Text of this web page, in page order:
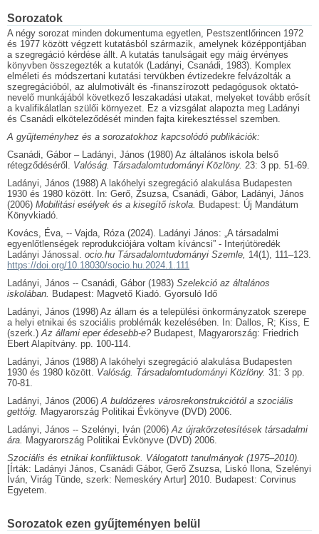
Sorozatok
A négy sorozat minden dokumentuma egyetlen, Pestszentlőrincen 1972
és 1977 között végzett kutatásból származik, amelynek középpontjában
a szegregáció kérdése állt. A kutatás tanulságait egy máig érvényes
könyvben összegezték a kutatók (Ladányi, Csanádi, 1983). Komplex
elméleti és módszertani kutatási tervükben évtizedekre felvázolták a
szegregációból, az alulmotivált és -finanszírozott pedagógusok oktató-
nevelő munkájából következő leszakadási utakat, melyeket tovább erősít
a kvalifikálatlan szülői környezet. Ez a vizsgálat alapozta meg Ladányi
és Csanádi elköteleződését minden fajta kirekesztéssel szemben.
A gyűjteményhez és a sorozatokhoz kapcsolódó publikációk:
Csanádi, Gábor – Ladányi, János (1980) Az általános iskola belső
rétegződéséről. Valóság. Társadalomtudományi Közlöny. 23: 3 pp. 51-69.
Ladányi, János (1988) A lakóhelyi szegregáció alakulása Budapesten
1930 és 1980 között. In: Gerő, Zsuzsa, Csanádi, Gábor, Ladányi, János
(2006) Mobilitási esélyek és a kisegítő iskola. Budapest: Új Mandátum
Könyvkiadó.
Kovács, Éva, -- Vajda, Róza (2024). Ladányi János: „A társadalmi
egyenlőtlenségek reprodukciójára voltam kíváncsi” - Interjútöredék
Ladányi Jánossal. ocio.hu Társadalomtudományi Szemle, 14(1), 111–123.
https://doi.org/10.18030/socio.hu.2024.1.111
Ladányi, János -- Csanádi, Gábor (1983) Szelekció az általános
iskolában. Budapest: Magvető Kiadó. Gyorsuló Idő
Ladányi, János (1998) Az állam és a települési önkormányzatok szerepe
a helyi etnikai és szociális problémák kezelésében. In: Dallos, R; Kiss, E
(szerk.)Az állami eper édesebb-e? Budapest, Magyarország: Friedrich
Ebert Alapítvány. pp. 100-114.
Ladányi, János (1988) A lakóhelyi szegregáció alakulása Budapesten
1930 és 1980 között. Valóság. Társadalomtudományi Közlöny. 31: 3 pp.
70-81.
Ladányi, János (2006)A buldózeres városrekonstrukciótól a szociális
gettóig. Magyarország Politikai Évkönyve (DVD) 2006.
Ladányi, János -- Szelényi, Iván (2006)Az újrakörzetesítések társadalmi
ára. Magyarország Politikai Évkönyve (DVD) 2006.
Szociális és etnikai konfliktusok. Válogatott tanulmányok (1975–2010).
[Írták: Ladányi János, Csanádi Gábor, Gerő Zsuzsa, Liskó Ilona, Szelényi
Iván, Virág Tünde, szerk: Nemeskéry Artur] 2010. Budapest: Corvinus
Egyetem.
Sorozatok ezen gyűjteményen belül